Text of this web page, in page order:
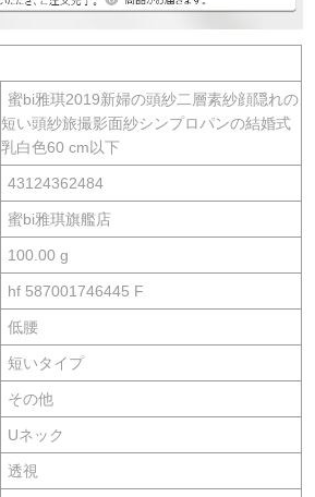
蜜bi雅琪2019新婦の頭紗二層素紗顔隠れの
短い頭紗旅撮影面紗シンプロパンの結婚式
乳白色60 cm以下
43124362484
蜜bi雅琪旗艦店
100.00 g
hf 587001746445 F
低腰
短いタイプ
その他
Uネック
透視